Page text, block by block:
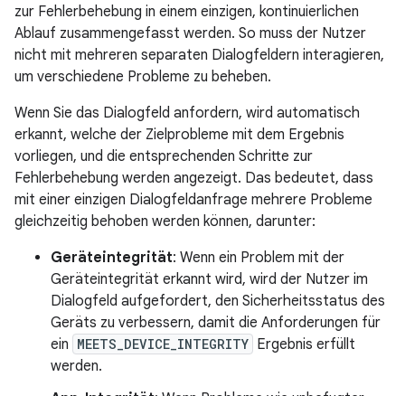
zur Fehlerbehebung in einem einzigen, kontinuierlichen
Ablauf zusammengefasst werden. So muss der Nutzer
nicht mit mehreren separaten Dialogfeldern interagieren,
um verschiedene Probleme zu beheben.
Wenn Sie das Dialogfeld anfordern, wird automatisch
erkannt, welche der Zielprobleme mit dem Ergebnis
vorliegen, und die entsprechenden Schritte zur
Fehlerbehebung werden angezeigt. Das bedeutet, dass
mit einer einzigen Dialogfeldanfrage mehrere Probleme
gleichzeitig behoben werden können, darunter:
Geräteintegrität: Wenn ein Problem mit der
Geräteintegrität erkannt wird, wird der Nutzer im
Dialogfeld aufgefordert, den Sicherheitsstatus des
Geräts zu verbessern, damit die Anforderungen für
ein MEETS_DEVICE_INTEGRITY Ergebnis erfüllt
werden.